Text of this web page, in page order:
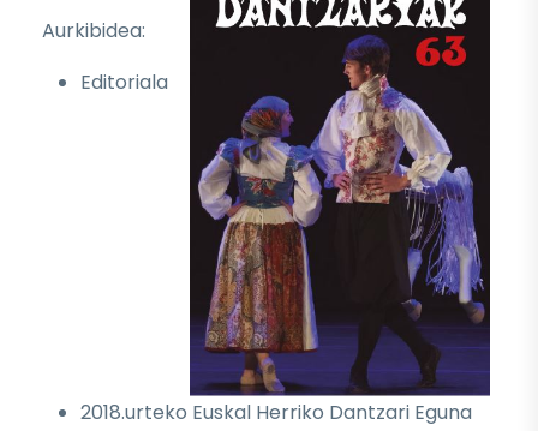
Aurkibidea:
Editoriala
2018.urteko Euskal Herriko Dantzari Eguna